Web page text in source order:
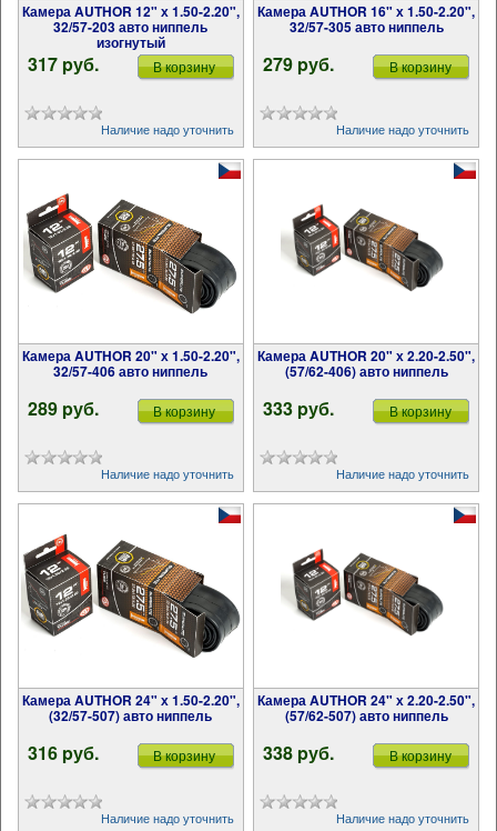
Камера AUTHOR 12" х 1.50-2.20",
32/57-203 авто ниппель
изогнутый
317 pуб. В корзину
Наличие надо уточнить
Камера AUTHOR 16" х 1.50-2.20",
32/57-305 авто ниппель
279 pуб. В корзину
Наличие надо уточнить
Камера AUTHOR 20" х 1.50-2.20",
32/57-406 авто ниппель
289 pуб. В корзину
Наличие надо уточнить
Камера AUTHOR 20" х 2.20-2.50",
(57/62-406) авто ниппель
333 pуб. В корзину
Наличие надо уточнить
Камера AUTHOR 24" х 1.50-2.20",
(32/57-507) авто ниппель
316 pуб. В корзину
Наличие надо уточнить
Камера AUTHOR 24" х 2.20-2.50",
(57/62-507) авто ниппель
338 pуб. В корзину
Наличие надо уточнить